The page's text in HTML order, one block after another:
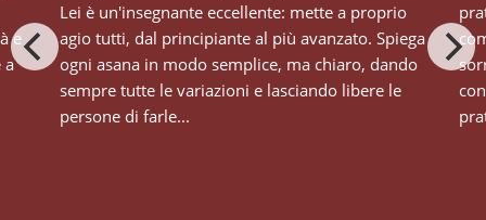
Lei è un'insegnante eccellente: mette a proprio
agio tutti, dal principiante al più avanzato. Spiega
ogni asana in modo semplice, ma chiaro, dando
sempre tutte le variazioni e lasciando libere le
persone di farle...
e
a